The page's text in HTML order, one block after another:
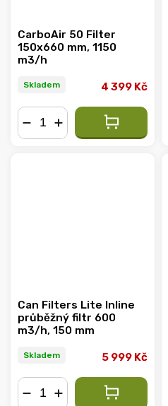
CarboAir 50 Filter
150x660 mm, 1150
m3/h
Skladem 4 399 Kč
Can Filters Lite Inline
průběžný filtr 600
m3/h, 150 mm
Skladem 5 999 Kč